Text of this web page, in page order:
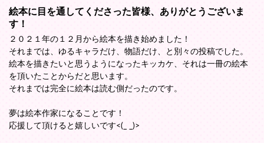
絵本に目を通してくださった皆様、ありがとうございま
す！
２０２１年の１２月から絵本を描き始めました！
それまでは、ゆるキャラだけ、物語だけ、と別々の投稿でした。
絵本を描きたいと思うようになったキッカケ、それは一冊の絵本
を頂いたことからだと思います。
それまでは完全に絵本は読む側だったのです。
夢は絵本作家になることです！
応援して頂けると嬉しいです<(_ _)>